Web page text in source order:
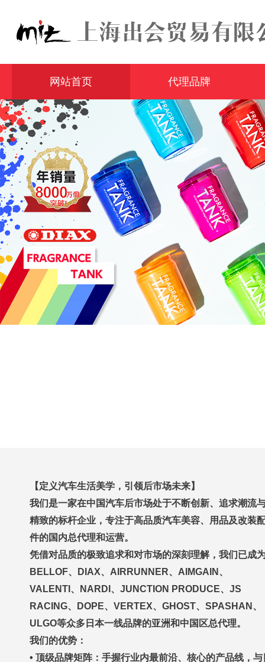
网站首页 代理品牌
【定义汽车生活美学，引领后市场未来】
我们是一家在中国汽车后市场处于不断创新、追求潮流
精致的标杆企业，专注于高品质汽车美容、用品及改装
件的国内总代理和运营。
凭借对品质的极致追求和对市场的深刻理解，我们已成
BELLOF、DIAX、AIRRUNNER、AIMGAIN、
VALENTI、NARDI、JUNCTION PRODUCE、JS
RACING、DOPE、VERTEX、GHOST、SPASHAN、
ULGO等众多日本一线品牌的亚洲和中国区总代理。
我们的优势：
• 顶级品牌矩阵：手握行业内最前沿、核心的产品线，与